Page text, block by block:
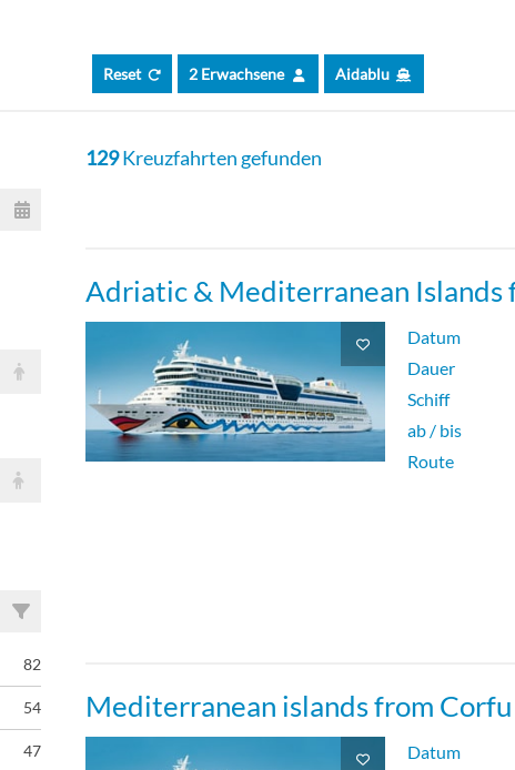
Aussenkabine MB-[MB]
Junior Suite mit Balkon-[SD]
Panorama Suite-[SP]
Reset 2 Erwachsene Aidablu
82
54
47
129Kreuzfahrten gefunden
Adriatic & Mediterranean Islands
Datum
Dauer
Schiff
ab / bis
Route
Mediterranean islands from Corfu
Datum